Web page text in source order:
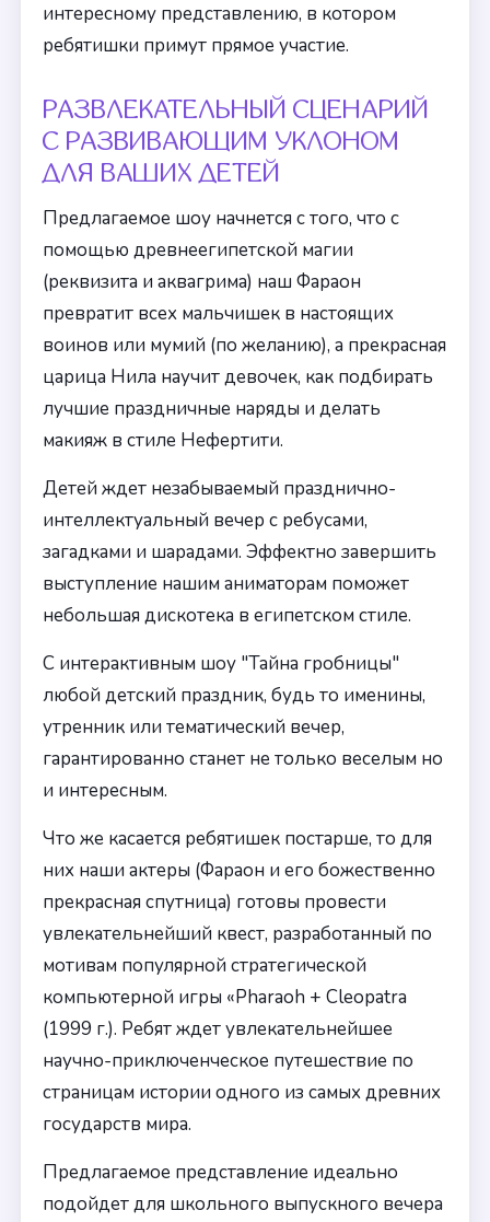
интересному представлению, в котором
ребятишки примут прямое участие.
РАЗВЛЕКАТЕЛЬНЫЙ СЦЕНАРИЙ
С РАЗВИВАЮЩИМ УКЛОНОМ
ДЛЯ ВАШИХ ДЕТЕЙ
Предлагаемое шоу начнется с того, что с
помощью древнеегипетской магии
(реквизита и аквагрима) наш Фараон
превратит всех мальчишек в настоящих
воинов или мумий (по желанию), а прекрасная
царица Нила научит девочек, как подбирать
лучшие праздничные наряды и делать
макияж в стиле Нефертити.
Детей ждет незабываемый празднично-
интеллектуальный вечер с ребусами,
загадками и шарадами. Эффектно завершить
выступление нашим аниматорам поможет
небольшая дискотека в египетском стиле.
С интерактивным шоу "Тайна гробницы"
любой детский праздник, будь то именины,
утренник или тематический вечер,
гарантированно станет не только веселым но
и интересным.
Что же касается ребятишек постарше, то для
них наши актеры (Фараон и его божественно
прекрасная спутница) готовы провести
увлекательнейший квест, разработанный по
мотивам популярной стратегической
компьютерной игры «Pharaoh + Cleopatra
(1999 г.). Ребят ждет увлекательнейшее
научно-приключенческое путешествие по
страницам истории одного из самых древних
государств мира.
Предлагаемое представление идеально
подойдет для школьного выпускного вечера